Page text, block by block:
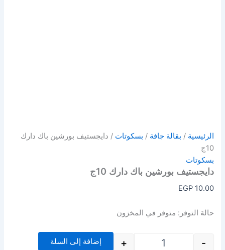
الرئيسية / بقالة جافة / بسكوتات / دايجستيف بورشين باك دارك
10ج
بسكوتات
دايجستيف بورشين باك دارك 10ج
EGP10.00
حالة التوفر: متوفر في المخزون
-
+
إضافة إلى السلة